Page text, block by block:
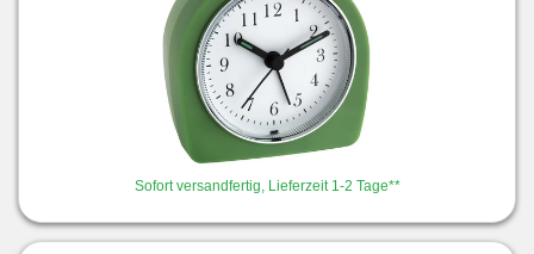
Sofort versandfertig, Lieferzeit 1-2 Tage**